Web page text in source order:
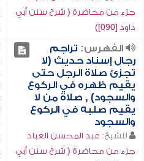
جزء من محاضرة ( شرح سنن أبي
داود [090])
الفهرس: تراجم
رجال إسناد حديث (لا
تجزئ صلاة الرجل حتى
يقيم ظهره في الركوع
والسجود) , صلاة من لا
يقيم صلبه في الركوع
والسجود
للشيخ: عبد المحسن العباد
جزء من محاضرة ( شرح سنن أبي